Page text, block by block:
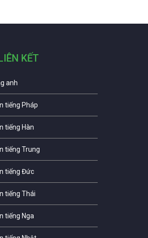
KẾT
anh
tiếng Pháp
tiếng Hàn
tiếng Trung
tiếng Đức
tiếng Thái
tiếng Nga